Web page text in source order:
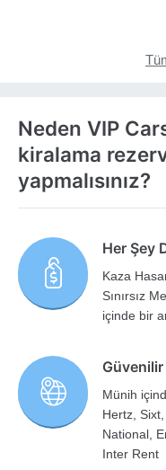
Neden VIP
kiralama
yapmalısınız?
Her Şey
Kaza
Sınırsız
içinde bir
Güvenilir
Münih
Hertz,
National,
Inter Rent